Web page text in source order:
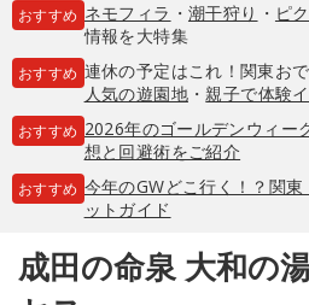
おすすめ ネモフィラ ・ 潮干狩り ・ ピ
情報を大特集
おすすめ 連休の予定はこれ！関東お
人気の遊園地・親子で体験
おすすめ 2026年のゴールデンウィー
想と回避術をご紹介
おすすめ 今年のGWどこ行く！？関
ットガイド
成田の命泉 大和の